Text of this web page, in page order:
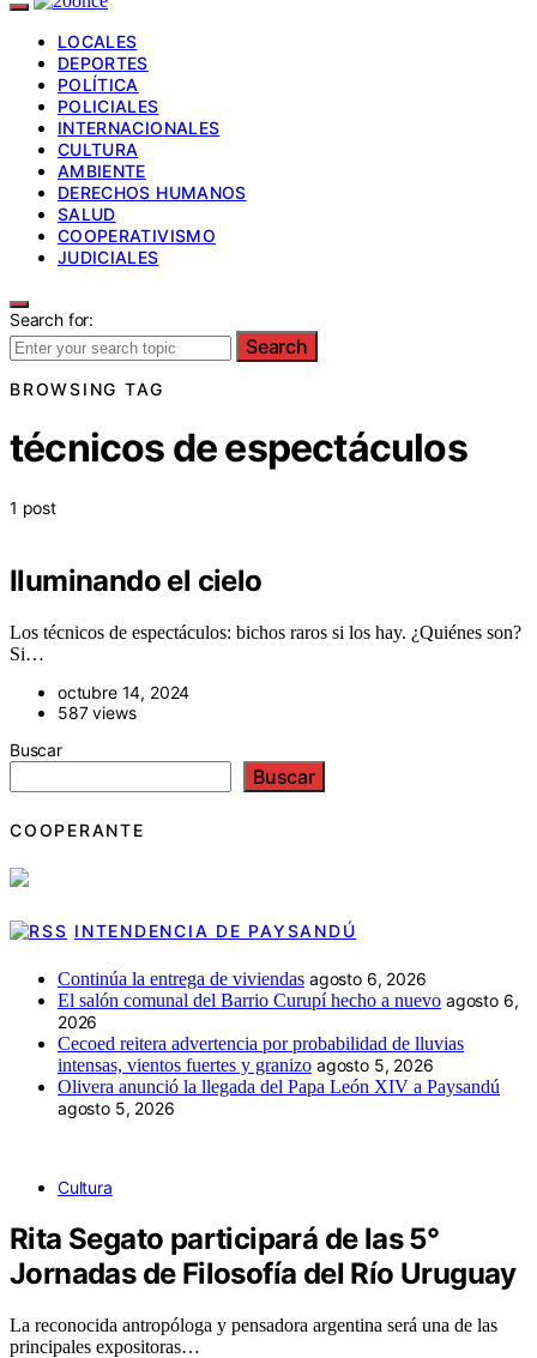
LOCALES
DEPORTES
POLÍTICA
POLICIALES
INTERNACIONALES
CULTURA
AMBIENTE
DERECHOS HUMANOS
SALUD
COOPERATIVISMO
JUDICIALES
Search for:
Search
BROWSING TAG
técnicos de espectáculos
1 post
Iluminando el cielo
Los técnicos de espectáculos: bichos raros si los hay. ¿Quiénes son?
Si…
octubre 14, 2024
587 views
Buscar
Buscar
COOPERANTE
INTENDENCIA DE PAYSANDÚ
Continúa la entrega de viviendas agosto 6, 2026
El salón comunal del Barrio Curupí hecho a nuevo agosto 6,
2026
Cecoed reitera advertencia por probabilidad de lluvias
intensas, vientos fuertes y granizo agosto 5, 2026
Olivera anunció la llegada del Papa León XIV a Paysandú
agosto 5, 2026
Cultura
Rita Segato participará de las 5°
Jornadas de Filosofía del Río Uruguay
La reconocida antropóloga y pensadora argentina será una de las
principales expositoras…